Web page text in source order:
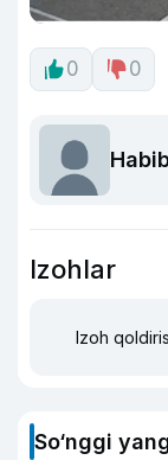
0 0
Izohlar
Izoh
So‘nggi